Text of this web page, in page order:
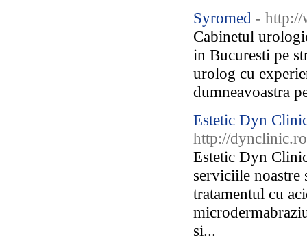
Syromed - http://
Cabinetul
in Bucuresti pe
urolog cu
dumneavoastra
Estetic Dyn
http://dynclinic.ro
Estetic Dyn
serviciile
tratamentul cu
si...